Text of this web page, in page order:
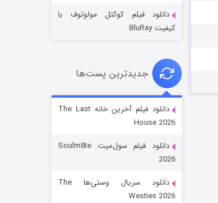
قسمت
دانلود فیلم کوکتل مولوتوف با
کیفیت BluRay
جدیدترین پست‌ها
دانلود فیلم آخرین خانه The Last
House 2026
دانلود فیلم سول‌میت Soulm8te
2026
دانلود سریال وستی‌ها The
Westies 2026